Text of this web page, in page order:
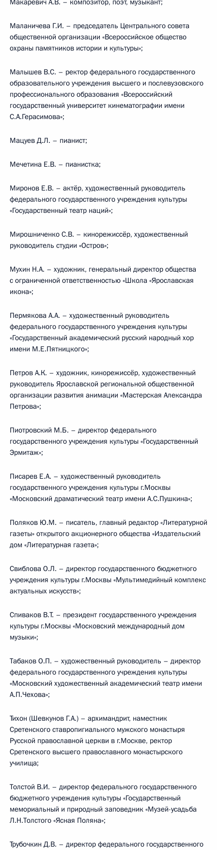
Макаревич А.В. – композитор, поэт, музыкант;
Маланичева Г.И. – председатель Центрального совета
общественной организации «Всероссийское общество
охраны памятников истории и культуры»;
Малышев B.C. – ректор федерального государственного
образовательного учреждения высшего и послевузовского
профессионального образования «Всероссийский
государственный университет кинематографии имени
С.А.Герасимова»;
Мацуев Д.Л. – пианист;
Мечетина Е.В. – пианистка;
Миронов Е.В. – актёр, художественный руководитель
федерального государственного учреждения культуры
«Государственный театр наций»;
Мирошниченко С.В. – кинорежиссёр, художественный
руководитель студии «Остров»;
Мухин Н.А. – художник, генеральный директор общества
с ограниченной ответственностью «Школа «Ярославская
икона»;
Пермякова А.А. – художественный руководитель
федерального государственного учреждения культуры
«Государственный академический русский народный хор
имени М.Е.Пятницкого»;
Петров А.К. – художник, кинорежиссёр, художественный
руководитель Ярославской региональной общественной
организации развития анимации «Мастерская Александра
Петрова»;
Пиотровский М.Б. – директор федерального
государственного учреждения культуры «Государственный
Эрмитаж»;
Писарев Е.А. – художественный руководитель
государственного учреждения культуры г.Москвы
«Московский драматический театр имени А.С.Пушкина»;
Поляков Ю.М. – писатель, главный редактор «Литературной
газеты» открытого акционерного общества «Издательский
дом «Литературная газета»;
Свиблова О.Л. – директор государственного бюджетного
учреждения культуры г.Москвы «Мультимедийный комплекс
актуальных искусств»;
Спиваков В.Т. – президент государственного учреждения
культуры г.Москвы «Московский международный дом
музыки»;
Табаков О.П. – художественный руководитель – директор
федерального государственного учреждения культуры
«Московский художественный академический театр имени
А.П.Чехова»;
Тихон (Шевкунов Г.А.) – архимандрит, наместник
Сретенского ставропигиального мужского монастыря
Русской православной церкви в г.Москве, ректор
Сретенского высшего православного монастырского
училища;
Толстой В.И. – директор федерального государственного
бюджетного учреждения культуры «Государственный
мемориальный и природный заповедник «Музей-усадьба
Л.Н.Толстого «Ясная Поляна»;
Трубочкин Д.В. – директор федерального государственного